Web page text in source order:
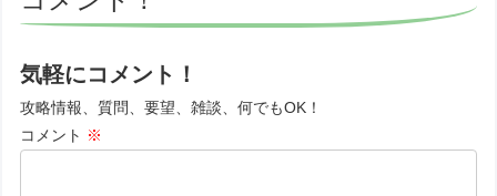
気軽にコメント！
攻略情報、質問、要望、雑談、何でもOK！
コメント ※